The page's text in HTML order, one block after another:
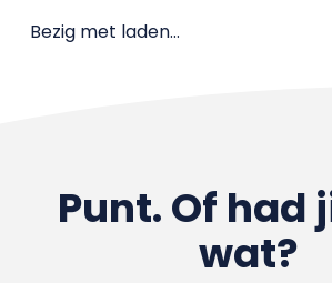
Bezig met laden…
Punt. Of had
wat?